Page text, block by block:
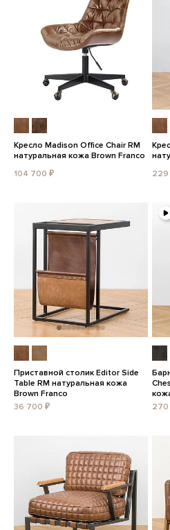
Кресло Madison Office Chair RM
натуральная кожа Brown Franco
104 700 ₽
Приставной столик Editor Side
Table RM натуральная кожа
Brown Franco
36 700 ₽